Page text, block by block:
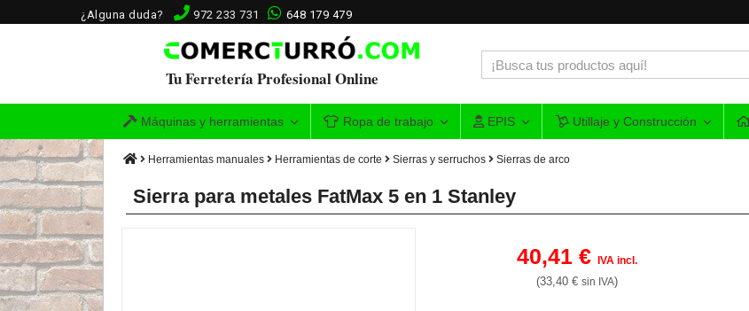
¿Alguna duda? 972 233 731 648 179 479
Tu Ferretería Profesional Online
Máquinas y herramientas Ropa de trabajo EPIS Utillaje y Construcción
Herramientas manuales Herramientas de corte Sierras y serruchos Sierras de arco
Sierra para metales FatMax 5 en 1 Stanley
40,41 €IVA incl.
(33,40 €sin IVA)